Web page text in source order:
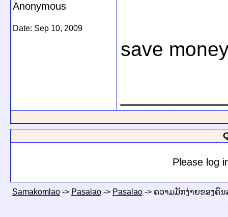
Anonymous
Date: Sep 10, 2009
save
Please log
Samakomlao -> Pasalao -> Pasalao -> ຄວາມມັກງ່າຍຂອງຄົນ